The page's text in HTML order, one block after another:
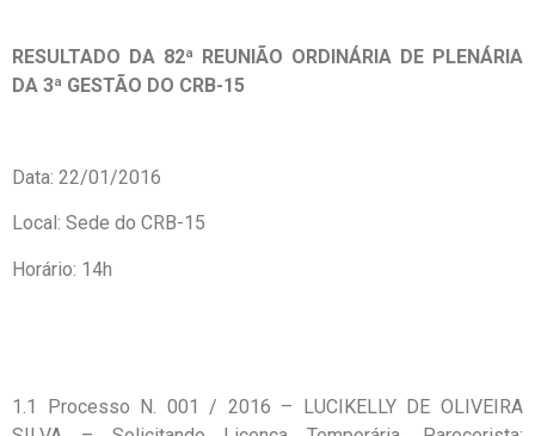
RESULTADO DA 82ª REUNIÃO ORDINÁRIA DE PLENÁRIA
DA 3ª GESTÃO DO CRB-15
Data: 22/01/2016
Local: Sede do CRB-15
Horário: 14h
1.1 Processo N. 001 / 2016 – LUCIKELLY DE OLIVEIRA